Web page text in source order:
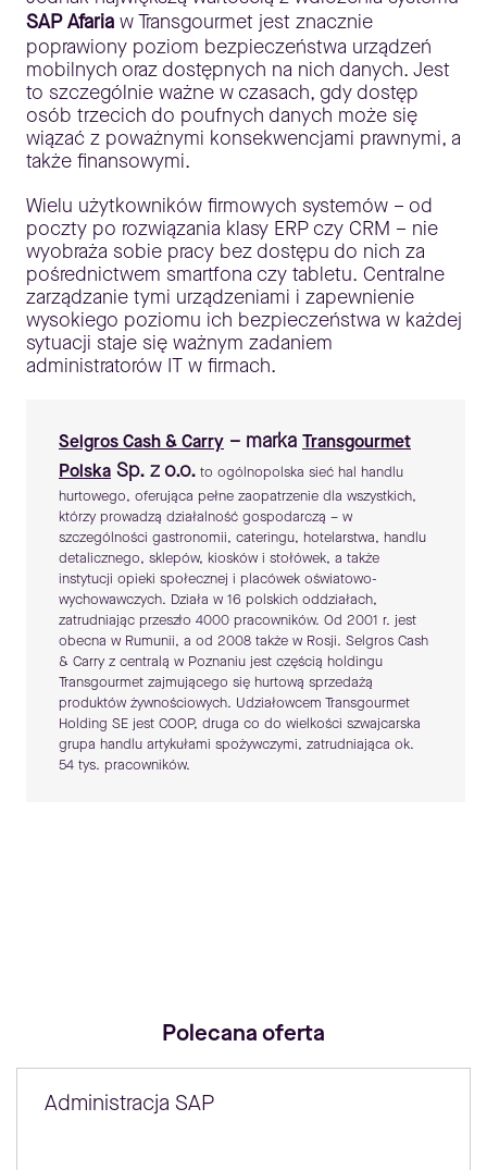
SAP Afaria w Transgourmet jest znacznie
poprawiony poziom bezpieczeństwa urządzeń
mobilnych oraz dostępnych na nich danych. Jest
to szczególnie ważne w czasach, gdy dostęp
osób trzecich do poufnych danych może się
wiązać z poważnymi konsekwencjami prawnymi, a
także finansowymi.
Wielu użytkowników firmowych systemów – od
poczty po rozwiązania klasy ERP czy CRM – nie
wyobraża sobie pracy bez dostępu do nich za
pośrednictwem smartfona czy tabletu. Centralne
zarządzanie tymi urządzeniami i zapewnienie
wysokiego poziomu ich bezpieczeństwa w każdej
sytuacji staje się ważnym zadaniem
administratorów IT w firmach.
Selgros Cash & Carry – marka Transgourmet
Polska Sp. z o.o. to ogólnopolska sieć hal handlu
hurtowego, oferująca pełne zaopatrzenie dla wszystkich,
którzy prowadzą działalność gospodarczą – w
szczególności gastronomii, cateringu, hotelarstwa, handlu
detalicznego, sklepów, kiosków i stołówek, a także
instytucji opieki społecznej i placówek oświatowo-
wychowawczych. Działa w 16 polskich oddziałach,
zatrudniając przeszło 4000 pracowników. Od 2001 r. jest
obecna w Rumunii, a od 2008 także w Rosji. Selgros Cash
& Carry z centralą w Poznaniu jest częścią holdingu
Transgourmet zajmującego się hurtową sprzedażą
produktów żywnościowych. Udziałowcem Transgourmet
Holding SE jest COOP, druga co do wielkości szwajcarska
grupa handlu artykułami spożywczymi, zatrudniająca ok.
54 tys. pracowników.
Polecana oferta
Administracja SAP